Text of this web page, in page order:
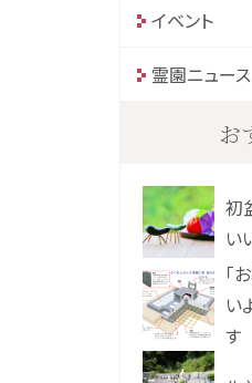
イベント
霊園ニュース
お
初
い
「
い
す